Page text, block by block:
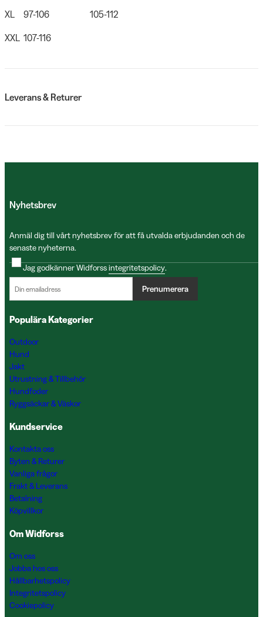
XL 97-106 105-112
XXL 107-116
Leverans & Returer
Nyhetsbrev
Anmäl dig till vårt nyhetsbrev för att få utvalda erbjudanden och de
senaste nyheterna.
Jag godkänner Widforssintegritetspolicy.
Prenumerera
Populära Kategorier
Outdoor
Hund
Jakt
Utrustning & Tillbehör
Hundfoder
Ryggsäckar & Väskor
Kundservice
Kontakta oss
Byten & Returer
Vanliga frågor
Frakt & Leverans
Betalning
Köpvillkor
Om Widforss
Om oss
Jobba hos oss
Hållbarhetspolicy
Integritetspolicy
Cookiepolicy